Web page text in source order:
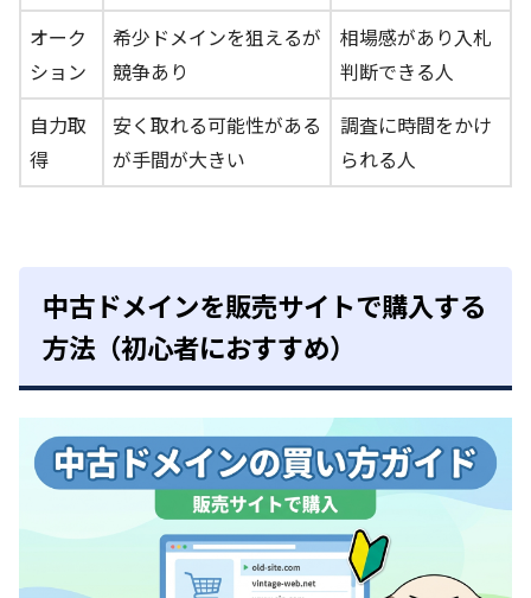
オーク
ション
希少ドメインを狙えるが
競争あり
相場感があり入札
判断できる人
自力取
得
安く取れる可能性がある
が手間が大きい
調査に時間をかけ
られる人
中古ドメインを販売サイトで購入する
方法（初心者におすすめ）